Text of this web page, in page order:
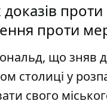
проти
що зняв
столиці у
свого